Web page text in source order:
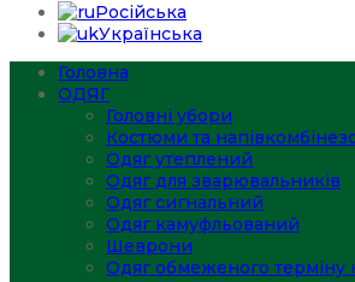
Російська
Українська
Головна
ОДЯГ
Головні убори
Костюми та
Одяг утеплений
Одяг для зварювальників
Одяг сигнальний
Одяг камуфльований
Шеврони
Одяг обмеженого терміну